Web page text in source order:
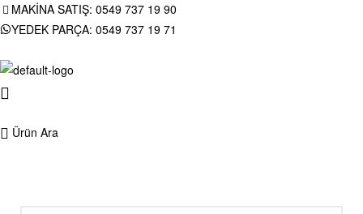
MAKİNA SATIŞ: 0549 737 19 90
YEDEK PARÇA: 0549 737 19 71
Ürün Ara